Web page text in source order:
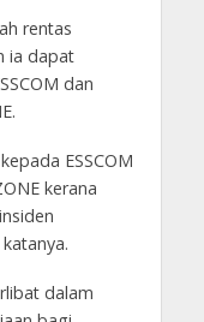
rentas
ia dapat
dan
ESSCOM
kerana
dalam